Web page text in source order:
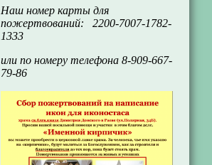
Наш номер карты для
пожертвований: 2200-7007-1782-
1333
или по номеру телефона 8-909-667-
79-86